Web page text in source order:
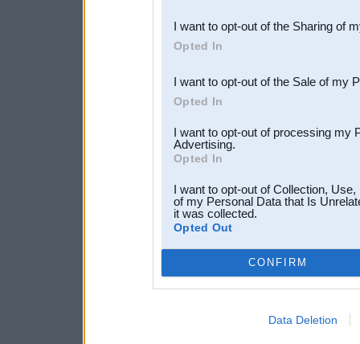
Downstream Participants
third parties.
I want to opt-out of the Sharing of
Opted In
I want to opt-out of the Sale of my
Opted In
I want to opt-out of processing my
Advertising.
Opted In
I want to opt-out of Collection,
of my Personal Data that Is
it was collected.
Opted Out
CONFIRM
Data Deletion